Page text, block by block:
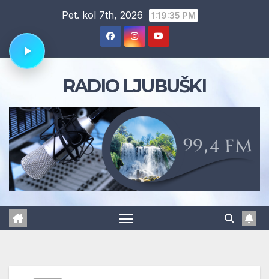
content
Pet. kol 7th, 2026 1:19:36 PM
RADIO LJUBUŠKI